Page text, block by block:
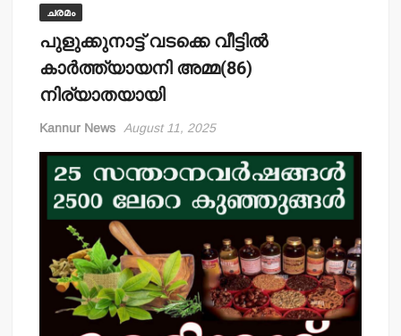
ചരമം
പുളുക്കുനാട്ട് വടക്കെ വീട്ടില്‍
കാര്‍ത്ത്യായനി അമ്മ(86)
നിര്യാതയായി
Kannur News August 11, 2025